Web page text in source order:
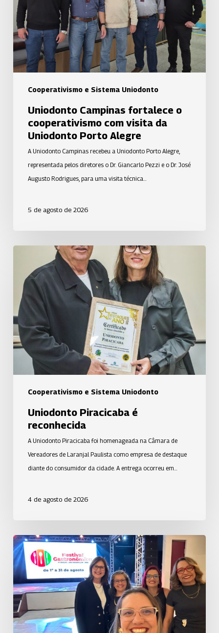
Cooperativismo e Sistema Uniodonto
cooperativismo
com
visita
da
Uniodonto
Porto
Alegre
Uniodonto Campinas fortalece o
cooperativismo com visita da
Uniodonto Porto Alegre
A Uniodonto Campinas recebeu a Uniodonto Porto Alegre,
representada pelos diretores o Dr. Giancarlo Pezzi e o Dr. José
Augusto Rodrigues, para uma visita técnica…
5 de agosto de 2026
Cooperativismo e Sistema Uniodonto
Piracicaba
reconhecida
Uniodonto Piracicaba é
reconhecida
A Uniodonto Piracicaba foi homenageada na Câmara de
Vereadores de Laranjal Paulista como empresa de destaque
diante do consumidor da cidade. A entrega ocorreu em…
4 de agosto de 2026
Uniodonto
fortalece
relacionamento
com
o
setor
empresarial